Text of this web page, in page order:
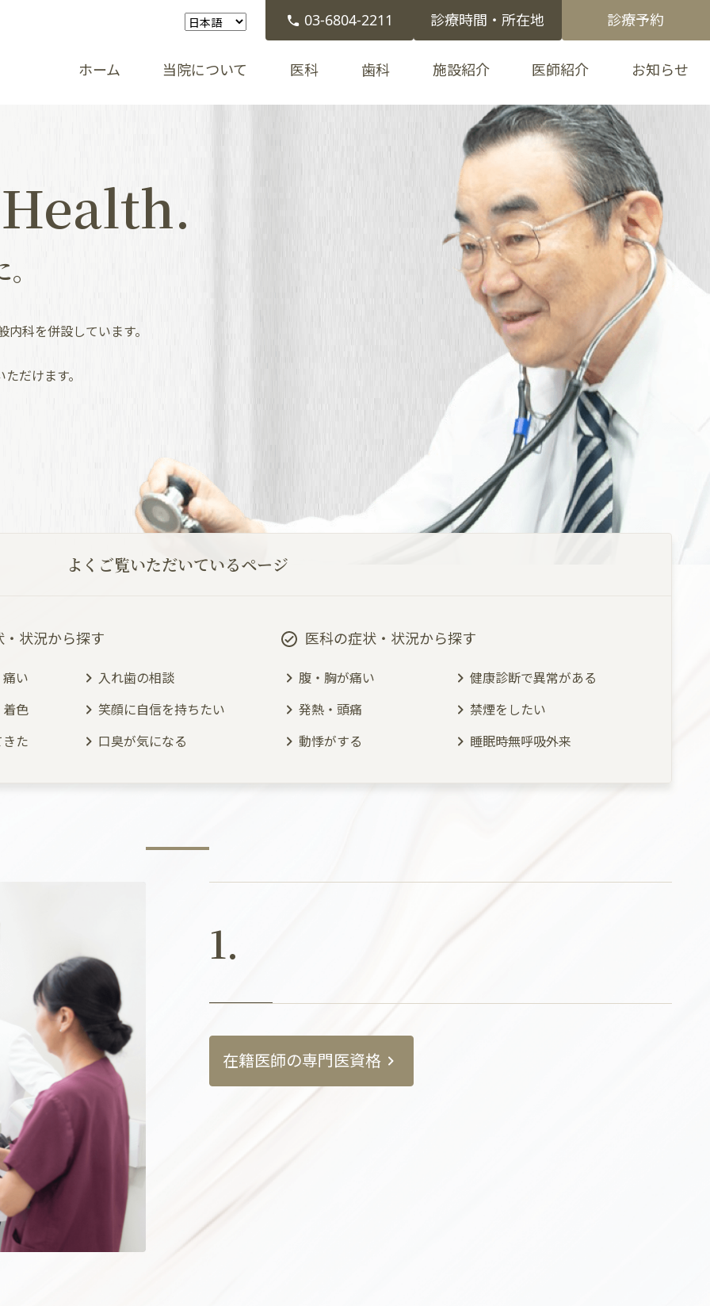
03-6804-2211 診療時間・所在地 診療予約
ホーム 当院について 医科 歯科 施設紹介 医師紹介 お知らせ
科を併設しています。
だけます。
よくご覧いただいているページ
状況から探す
い
入れ歯の相談
色
笑顔に自信を持ちたい
た
口臭が気になる
医科の症状・状況から探す
腹・胸が痛い
健康診断で異常がある
発熱・頭痛
禁煙をしたい
動悸がする
睡眠時無呼吸外来
1.
在籍医師の専門医資格